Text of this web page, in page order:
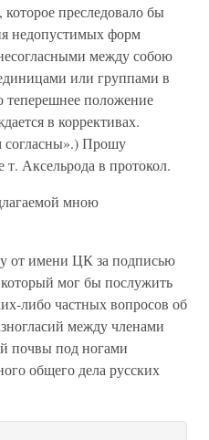
преследовало бы
недопустимых форм
между собою
или группами в
теперешнее положение
в коррективах.
согласны».) Прошу
т. Аксельрода в протокол.
мною
от имени ЦК за подписью
мог бы послужить
либо частных вопросов об
между членами
почвы под ногами
общего дела русских